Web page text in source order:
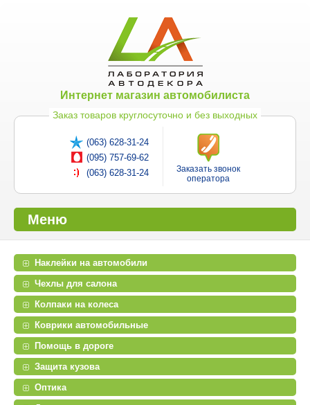
Интернет магазин автомобилиста
Заказ товаров круглосуточно и без выходных
(063) 628-31-24
(095) 757-69-62
(063) 628-31-24
Заказать звонок
оператора
Меню
Наклейки на автомобили
Чехлы для салона
Колпаки на колеса
Коврики автомобильные
Помощь в дороге
Защита кузова
Оптика